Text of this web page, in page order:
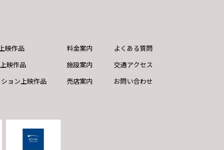
映作品
映作品
ョン上映作品
料金案内
施設案内
売店案内
よくある質問
交通アクセス
お問い合わせ